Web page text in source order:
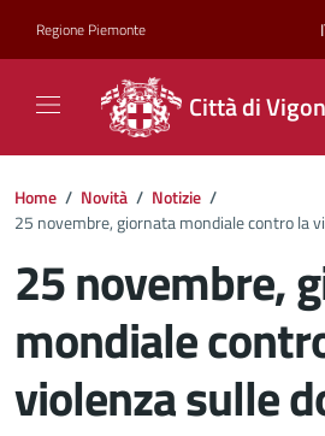
Regione Piemonte
Città di
Home / Novità / Notizie /
25 novembre, giornata mondiale contro la
25 novembre,
mondiale
violenza sulle